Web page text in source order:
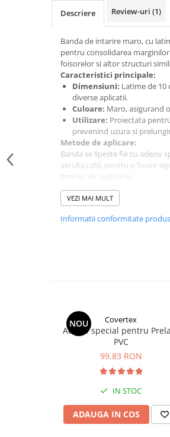
Sistem culisare prelata D15
Descriere Review-uri (1)
Banda de intarire maro, cu
pentru consolidarea
foisorelor si altor structuri
Caracteristici principale:
Dimensiuni: Latime de
diverse aplicatii.
Culoare: Maro, asigurand
Utilizare: Proiectata
prevenind uzura si
Metode de aplicare:
Banda se lipeste fie cu adeziv
aerului cald, pentru o fixare
De regula, banda de 10 cm se
cm pe o parte si 5 cm pe
Aceasta banda de intarire
VEZI MAI MULT
Informatii conformitate produs
NOU Covertex
Adeziv special pentru
PVC
99,83 RON
IN STOC
ADAUGA IN COS